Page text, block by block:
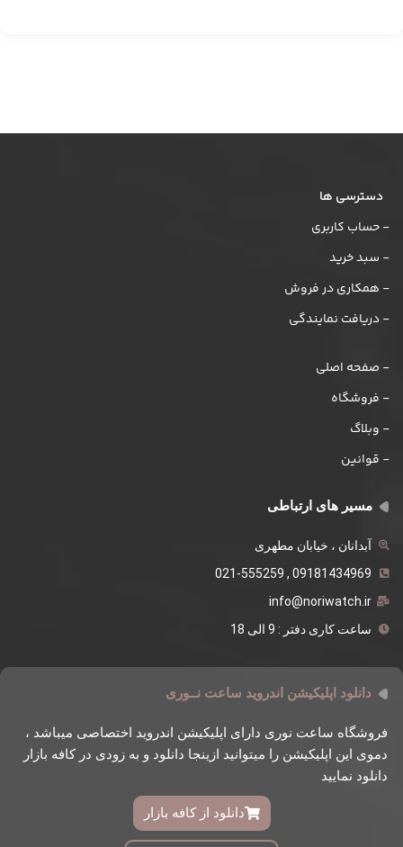
دسترسی ها
- حساب کاربری
- سبد خرید
- همکاری در فروش
- دریافت نمایندگی
- صفحه اصلی
- فروشگاه
- وبلاگ
- قوانین
مسیر های ارتباطی
آبدانان ، خیابان مطهری
09181434969 , 021-555259
info@noriwatch.ir
ساعت کاری دفتر : 9 الی 18
دانلود اپلیکیشن اندروید ساعت نــوری
فروشگاه ساعت نوری دارای اپلیکیشن اندروید اختصاصی میباشد ،
دموی این اپلیکیشن را میتوانید ازینجا دانلود و به زودی در کافه بازار
دانلود نمایید
دانلود از کافه بازار